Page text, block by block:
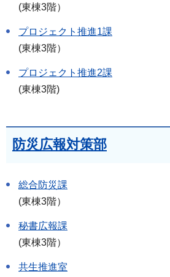
(東棟3階）
プロジェクト推進1課
(東棟3階）
プロジェクト推進2課
(東棟3階)
防災広報対策部
総合防災課
(東棟3階）
秘書広報課
(東棟3階）
共生推進室